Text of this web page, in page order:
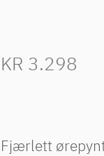
KR 3.298
Fjærlett